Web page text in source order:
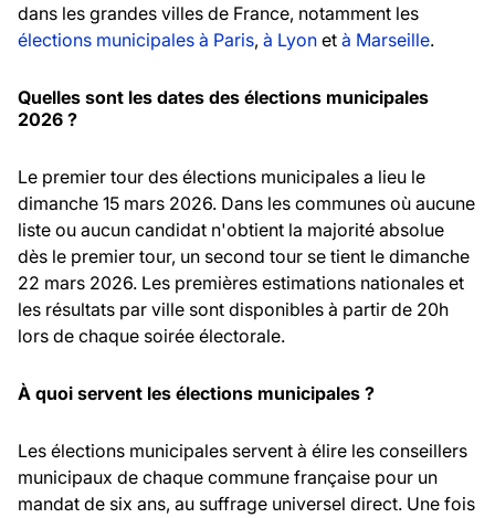
dans les grandes villes de France, notamment les
élections municipales à Paris, à Lyon et à Marseille.
Quelles sont les dates des élections municipales
2026 ?
Le premier tour des élections municipales a lieu le
dimanche 15 mars 2026. Dans les communes où aucune
liste ou aucun candidat n'obtient la majorité absolue
dès le premier tour, un second tour se tient le dimanche
22 mars 2026. Les premières estimations nationales et
les résultats par ville sont disponibles à partir de 20h
lors de chaque soirée électorale.
À quoi servent les élections municipales ?
Les élections municipales servent à élire les conseillers
municipaux de chaque commune française pour un
mandat de six ans, au suffrage universel direct. Une fois